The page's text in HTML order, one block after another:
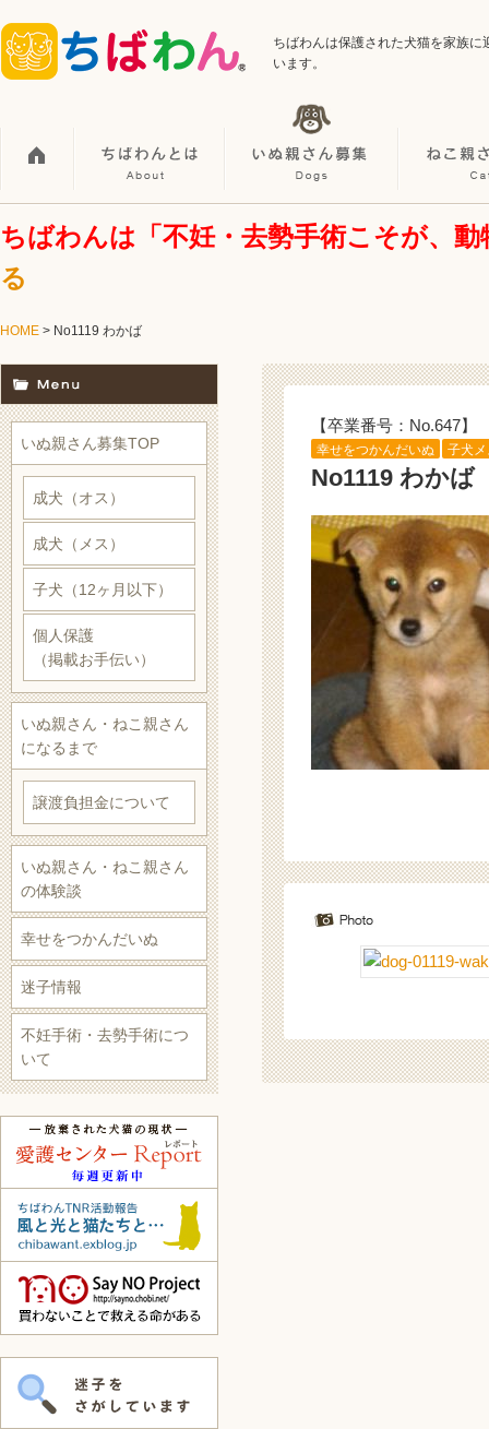
ちばわんは保護された犬猫を家族
います。
ちばわんは「不妊・去勢手術こそが、
る
HOME > No1119 わかば
【卒業番号：No.647】
幸せをつかんだいぬ 子犬
No1119 わかば
いぬ親さん募集TOP
成犬（オス）
成犬（メス）
子犬（12ヶ月以下）
個人保護
（掲載お手伝い）
いぬ親さん・ねこ親さん
になるまで
譲渡負担金について
いぬ親さん・ねこ親さん
の体験談
幸せをつかんだいぬ
迷子情報
不妊手術・去勢手術につ
いて